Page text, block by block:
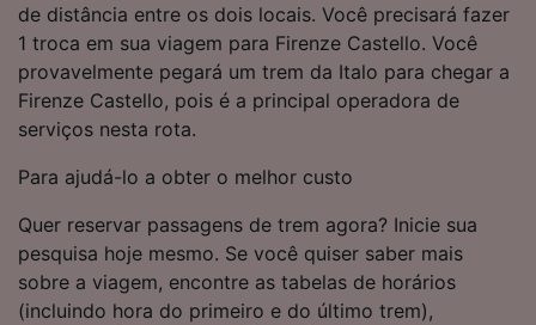
de distância entre os dois locais. Você precisará fazer
1 troca em sua viagem para Firenze Castello. Você
provavelmente pegará um trem da Italo para chegar a
Firenze Castello, pois é a principal operadora de
serviços nesta rota.
Para ajudá-lo a obter o melhor custo
Quer reservar passagens de trem agora? Inicie sua
pesquisa hoje mesmo. Se você quiser saber mais
sobre a viagem, encontre as tabelas de horários
(incluindo hora do primeiro e do último trem),